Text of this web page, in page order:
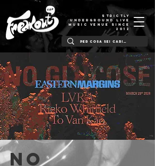
STRICTLY
UNDERGROUND LIVE
MUSIC VENUE SINCE
2012
No